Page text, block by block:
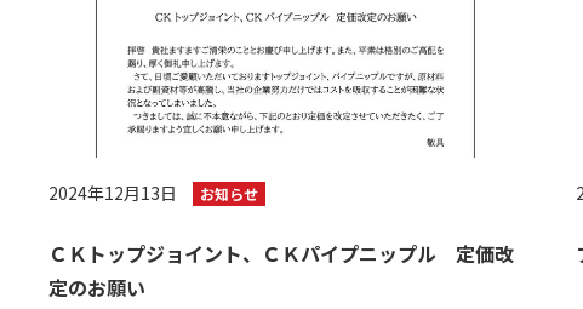
2024年12月13日 お知らせ
ＣＫトップジョイント、ＣＫパイプニップル 定価改
定のお願い